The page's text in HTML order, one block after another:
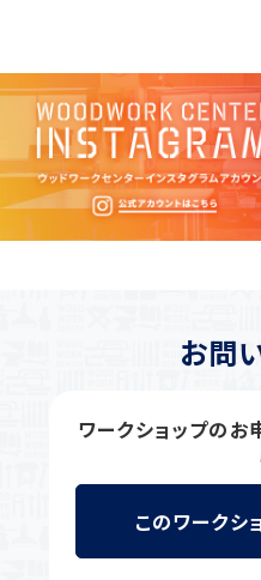
お問
ワークショップのお
このワークシ